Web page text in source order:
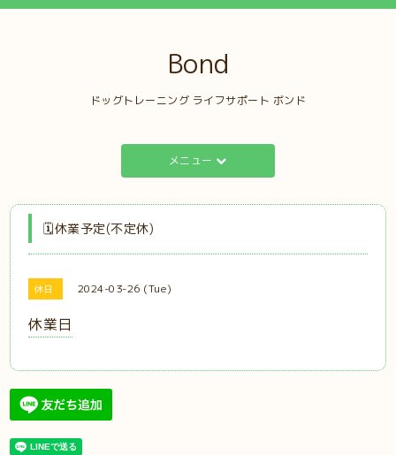
Bond
ドッグトレーニング ライフサポート ボンド
メニュー
🗓️休業予定(不定休)
休日 2024-03-26 (Tue)
休業日